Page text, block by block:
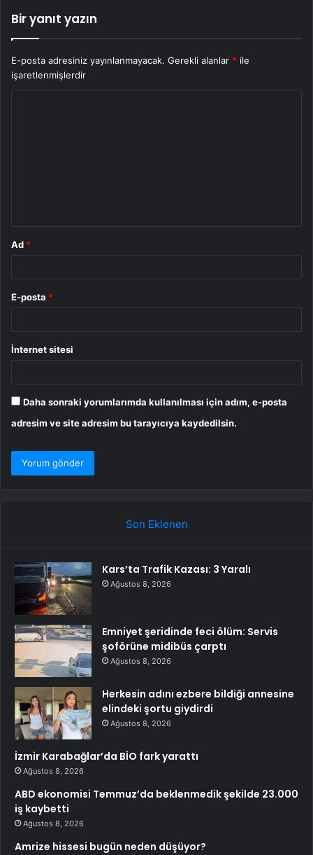
Bir yanıt yazın
E-posta adresiniz yayınlanmayacak. Gerekli alanlar * ile
işaretlenmişlerdir
Ad *
E-posta *
İnternet sitesi
Daha sonraki yorumlarımda kullanılması için adım, e-posta
adresim ve site adresim bu tarayıcıya kaydedilsin.
Son Eklenen
Kars’ta Trafik Kazası: 3 Yaralı
Ağustos 8, 2026
Emniyet şeridinde feci ölüm: Servis
şoförüne midibüs çarptı
Ağustos 8, 2026
Herkesin adını ezbere bildiği annesine
elindeki şortu giydirdi
Ağustos 8, 2026
İzmir Karabağlar’da BİO fark yarattı
Ağustos 8, 2026
ABD ekonomisi Temmuz’da beklenmedik şekilde 23.000
iş kaybetti
Ağustos 8, 2026
Amrize hissesi bugün neden düşüyor?